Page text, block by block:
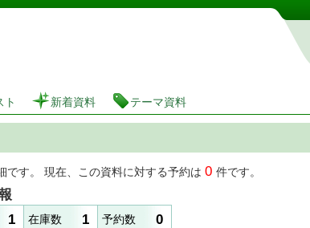
書館 蔵書検索・予約システム
ト 新着資料 テーマ資料
です。 現在、この資料に対する予約は 0 件です。
1 在庫数 1 予約数 0